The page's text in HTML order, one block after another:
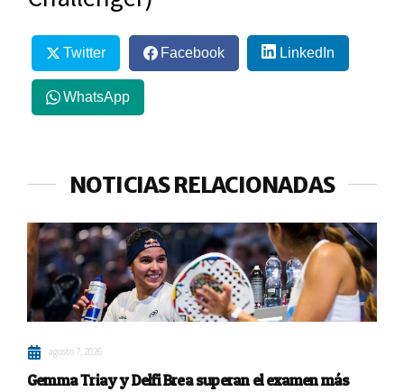
Twitter Facebook LinkedIn
WhatsApp
NOTICIAS RELACIONADAS
agosto 7, 2026
Gemma Triay y Delfi Brea superan el examen más